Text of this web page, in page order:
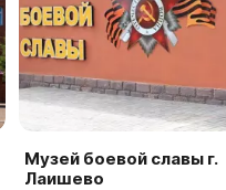
Музей боевой славы г.
Лаишево